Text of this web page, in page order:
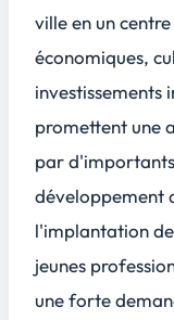
ville en un
économiques,
investissements
promettent une
par
développement
l'implantation
jeunes
une forte